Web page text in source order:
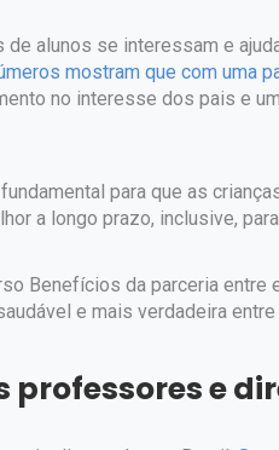
de alunos se interessam e
mostram que com uma
no interesse dos pais e
para que as
a longo prazo, inclusive,
Benefícios da parceria entre
e mais verdadeira
professores e